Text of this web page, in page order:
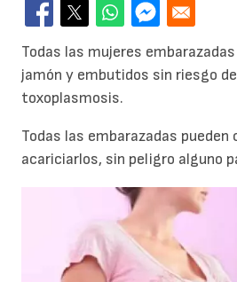
Todas las mujeres
jamón y embutidos sin riesgo
toxoplasmosis.
Todas las embarazadas
acariciarlos, sin peligro alguno